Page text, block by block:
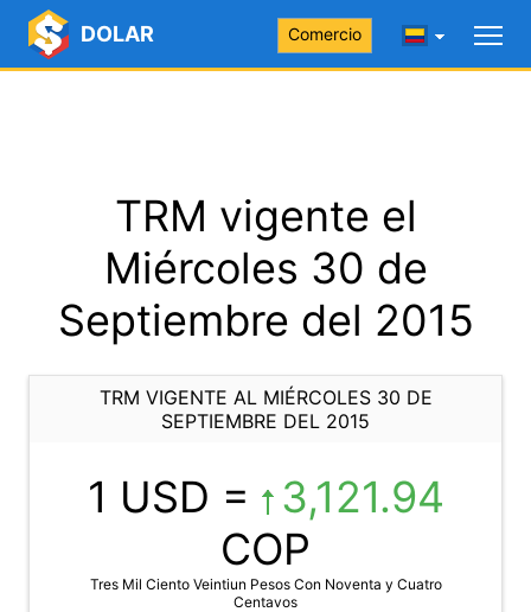
DOLAR Comercio
TRM vigente el
Miércoles 30 de
Septiembre del 2015
TRM VIGENTE AL MIÉRCOLES 30 DE
SEPTIEMBRE DEL 2015
1 USD =
3,121.94
COP
Tres Mil Ciento Veintiun Pesos Con Noventa y Cuatro
Centavos